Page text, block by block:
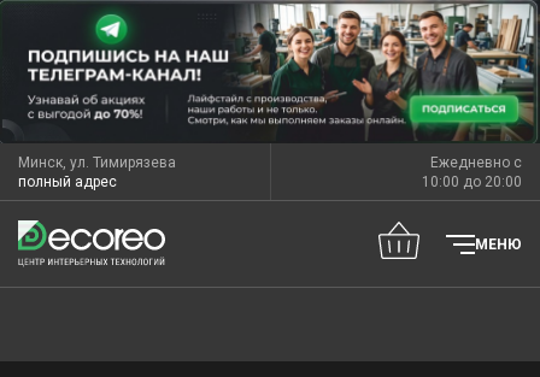
Минск, ул. Тимирязева
полный адрес
Ежедневно с
10:00 до 20:00
МЕНЮ